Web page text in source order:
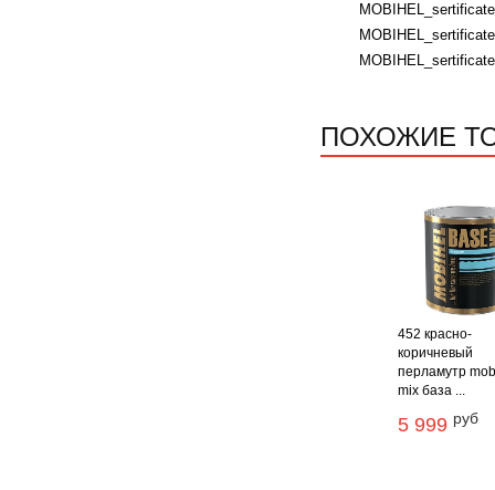
ПОХОЖИЕ
452 красно-
коричневый
перламутр
mix база ...
5 999 руб